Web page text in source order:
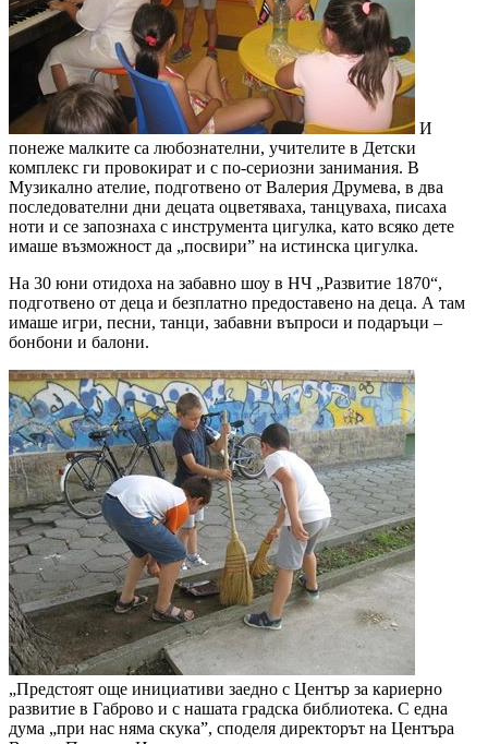
И
понеже малките са любознателни, учителите в Детски
комплекс ги провокират и с по-сериозни занимания. В
Музикално ателие, подготвено от Валерия Друмева, в два
последователни дни децата оцветяваха, танцуваха, писаха
ноти и се запознаха с инструмента цигулка, като всяко дете
имаше възможност да „посвири” на истинска цигулка.
На 30 юни отидоха на забавно шоу в НЧ „Развитие 1870“,
подготвено от деца и безплатно предоставено на деца. А там
имаше игри, песни, танци, забавни въпроси и подаръци –
бонбони и балони.
„Предстоят още инициативи заедно с Център за кариерно
развитие в Габрово и с нашата градска библиотека. С една
дума „при нас няма скука”, споделя директорът на Центъра